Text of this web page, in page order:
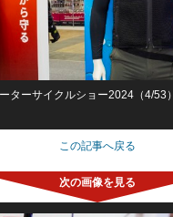
ターサイクルショー2024（4/53）
この記事へ戻る